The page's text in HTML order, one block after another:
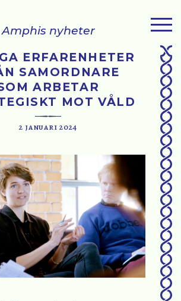
Amphis nyheter
ERFARENHETER
SAMORDNARE
ARBETAR
MOT VÅLD
2 januari 2024